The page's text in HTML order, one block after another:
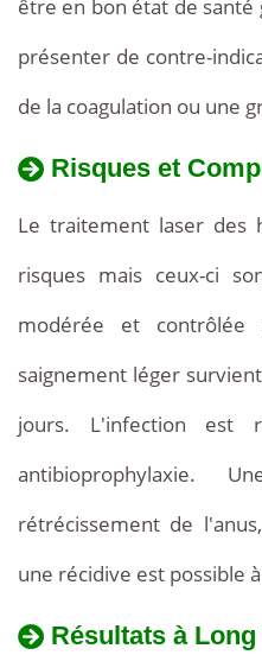
être en bon état de santé
présenter de contre-
de la coagulation ou une
Risques et
Le traitement laser des
risques mais ceux-ci
modérée et contrôlée
saignement léger
jours. L'infection est
antibioprophylaxie.
rétrécissement de
une récidive est possible
Résultats à Long